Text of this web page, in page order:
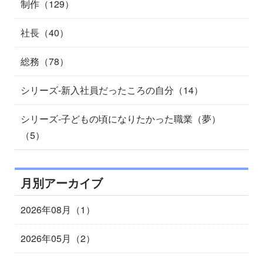
制作（129）
社長（40）
総務（78）
シリーズ-新入社員だったころの自分（14）
シリーズ-子どもの頃になりたかった職業（夢）
（5）
月別アーカイブ
2026年08月（1）
2026年05月（2）